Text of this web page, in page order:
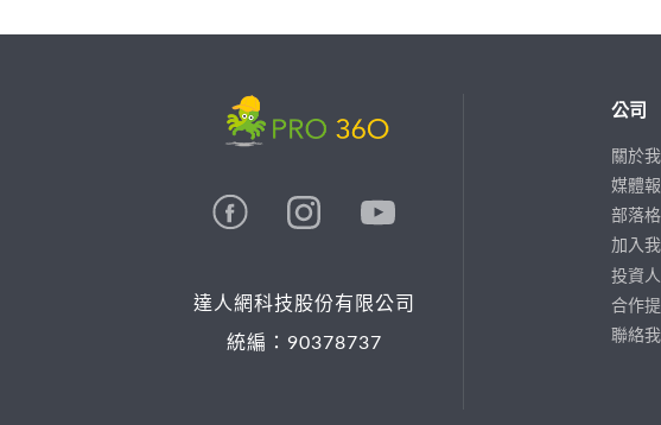
達人網科技股份有限公司
統編：90378737
公司
關於
媒體
部落格
加入
投資
合作
聯絡